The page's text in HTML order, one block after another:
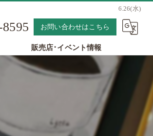
6.26(水)
お問い合わせはこちら
販売店･イベント情報